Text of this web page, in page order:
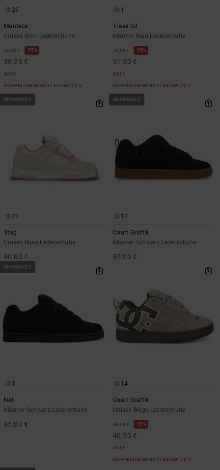
26
Manteca
Unisex Grün Lederschuhe
85,00 € 55%
38,25 €
SALE
DOPPELTER RABATT EXTRA 25 %
1
Trase Sd
Männer Blau Lederschuhe
70,00 € 55%
31,50 €
SALE
DOPPELTER RABATT EXTRA 25 %
BRANDNEU
23
Stag
Unisex Rosa Lederschuhe
90,00 €
BRANDNEU
10
Court Graffik
Männer Schwarz Lederschuhe
85,00 €
BRANDNEU
3
Net
Männer Schwarz Lederschuhe
85,00 €
14
Court Graffik
Unisex Beige Lederschuhe
90,00 € 55%
40,50 €
SALE
DOPPELTER RABATT EXTRA 25 %